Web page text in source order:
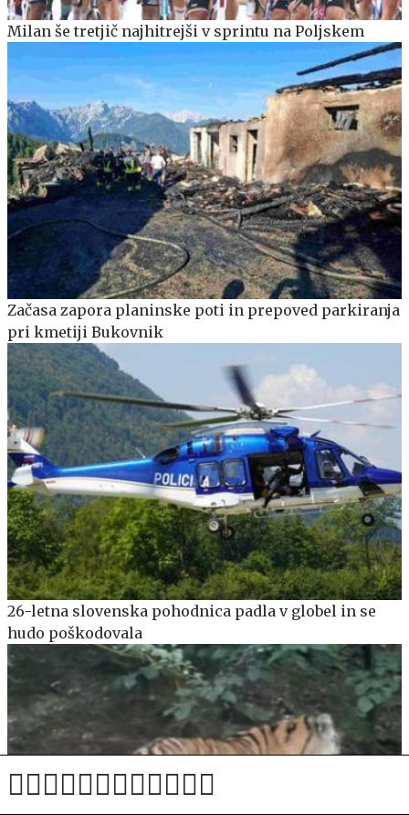
Milan še tretjič najhitrejši v sprintu na Poljskem
Začasa zapora planinske poti in prepoved parkiranja
pri kmetiji Bukovnik
26-letna slovenska pohodnica padla v globel in se
hudo poškodovala